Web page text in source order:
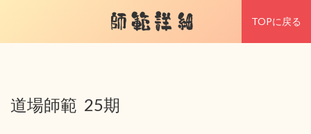
師範詳細 TOPに戻る
道場師範 25期